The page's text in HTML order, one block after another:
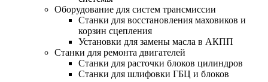
Оборудование для систем трансмиссии
Станки для восстановления маховиков и
корзин сцепления
Установки для замены масла в АКПП
Станки для ремонта двигателей
Станки для расточки блоков цилиндров
Станки для шлифовки ГБЦ и блоков